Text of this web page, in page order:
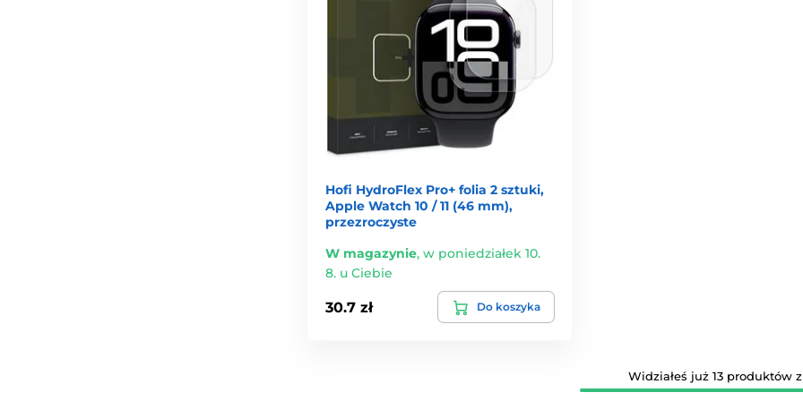
Hofi HydroFlex Pro+ folia 2 sztuki,
Apple Watch 10 / 11 (46 mm),
przezroczyste
W magazynie, w poniedziałek 10.
8. u Ciebie
30.7 zł Do koszyka
Widziałeś już 13 produktów z